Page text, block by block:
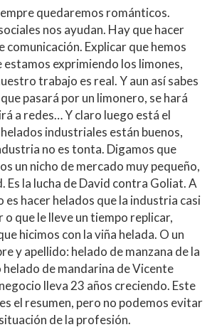
quedaremos románticos.
nos ayudan. Hay que hacer
comunicación. Explicar que hemos
estamos exprimiendo los limones,
trabajo es real. Y aun así sabes
pasará por un limonero, se hará
a redes… Y claro luego está el
industriales están buenos,
no es tonta. Digamos que
un nicho de mercado muy pequeño,
Es la lucha de David contra Goliat. A
hacer helados que la industria casi
o que le lleve un tiempo replicar,
hicimos con la viña helada. O un
y apellido: helado de manzana de la
de mandarina de Vicente
lleva 23 años creciendo. Este
el resumen, pero no podemos evitar
de la profesión.